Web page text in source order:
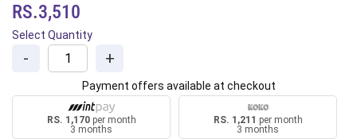
RS.3,510
Select Quantity
- +
Payment offers available at checkout
RS. 1,170per month
3 months
RS. 1,211 per month
3 months